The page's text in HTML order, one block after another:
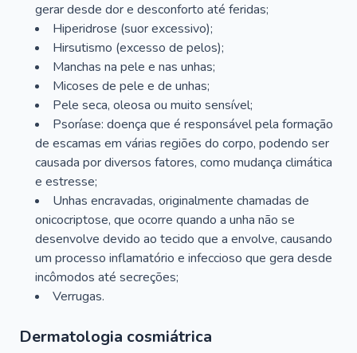
gerar desde dor e desconforto até feridas;
Hiperidrose (suor excessivo);
Hirsutismo (excesso de pelos);
Manchas na pele e nas unhas;
Micoses de pele e de unhas;
Pele seca, oleosa ou muito sensível;
Psoríase: doença que é responsável pela formação
de escamas em várias regiões do corpo, podendo ser
causada por diversos fatores, como mudança climática
e estresse;
Unhas encravadas, originalmente chamadas de
onicocriptose, que ocorre quando a unha não se
desenvolve devido ao tecido que a envolve, causando
um processo inflamatório e infeccioso que gera desde
incômodos até secreções;
Verrugas.
Dermatologia cosmiátrica